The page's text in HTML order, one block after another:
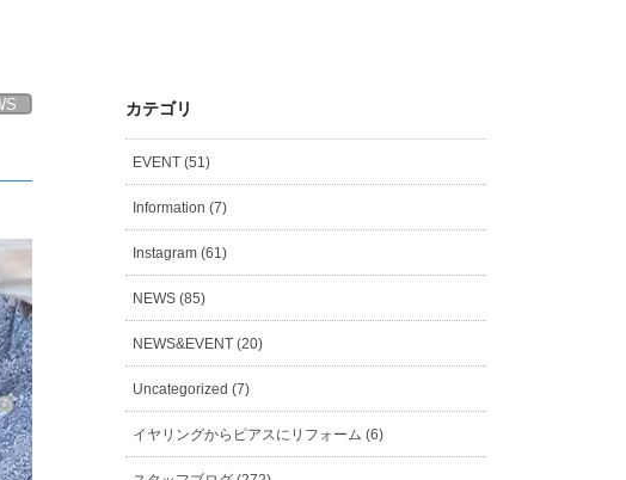
カテゴリ
EVENT (51)
Information (7)
Instagram (61)
NEWS (85)
NEWS&EVENT (20)
Uncategorized (7)
イヤリングからピアスにリフォーム (6)